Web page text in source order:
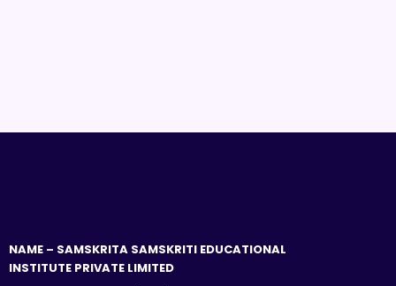
NAME – SAMSKRITA SAMSKRITI EDUCATIONAL
INSTITUTE PRIVATE LIMITED